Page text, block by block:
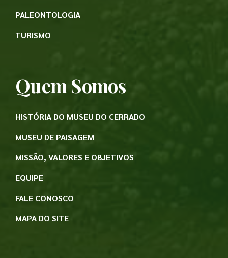
PALEONTOLOGIA
TURISMO
Quem Somos
HISTÓRIA DO MUSEU DO CERRADO
MUSEU DE PAISAGEM
MISSÃO, VALORES E OBJETIVOS
EQUIPE
FALE CONOSCO
MAPA DO SITE